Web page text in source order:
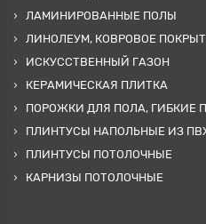
ЛАМИНИРОВАННЫЕ ПОЛЫ
ЛИНОЛЕУМ, КОВРОВОЕ
ИСКУССТВЕННЫЙ ГАЗОН
КЕРАМИЧЕСКАЯ ПЛИТКА
ПОРОЖКИ ДЛЯ ПОЛА, ГИБКИЕ
ПЛИНТУСЫ НАПОЛЬНЫЕ ИЗ
ПЛИНТУСЫ ПОТОЛОЧНЫЕ
КАРНИЗЫ ПОТОЛОЧНЫЕ